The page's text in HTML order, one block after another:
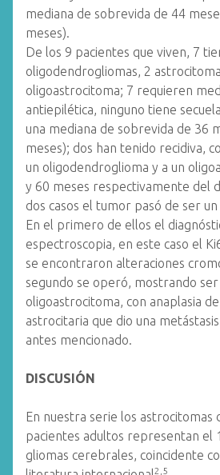
mediana de sobrevida de 44
meses).
De los 9 pacientes que viven, 7
oligodendrogliomas, 2
oligoastrocitoma; 7 requieren
antiepilética, ninguno tiene
una mediana de sobrevida de 36
meses); dos han tenido recidiva,
un oligodendroglioma y a un
y 60 meses respectivamente del
dos casos el tumor pasó de ser
En el primero de ellos el
espectroscopia, en este caso el
se encontraron alteraciones
segundo se operó, mostrando ser
oligoastrocitoma, con anaplasia
astrocitaria que dio una
antes mencionado.
DISCUSIÓN
En nuestra serie los astrocitomas
pacientes adultos representan el
gliomas cerebrales, coincidente
2,5